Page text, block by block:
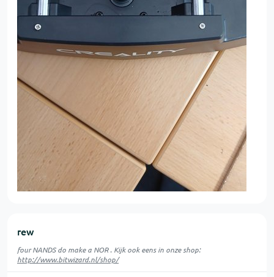
rew
four NANDS do make a NOR . Kijk ook eens in onze shop:
http://www.bitwizard.nl/shop/